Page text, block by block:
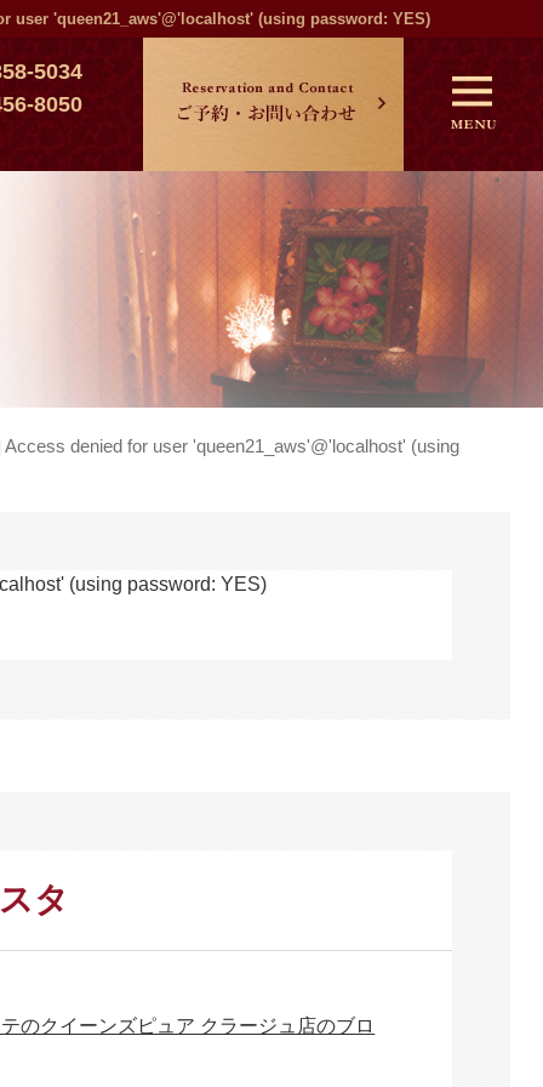
user 'queen21_aws'@'localhost' (using password: YES)
5034
8050
denied for user 'queen21_aws'@'localhost' (using
(using password: YES)
タ
のクイーンズピュア クラージュ店のブロ